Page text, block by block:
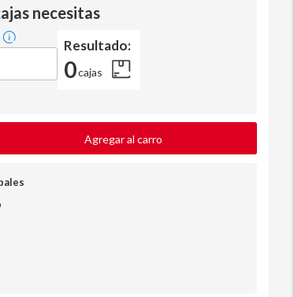
necesitas
Resultado:
0cajas
Agregar al carro